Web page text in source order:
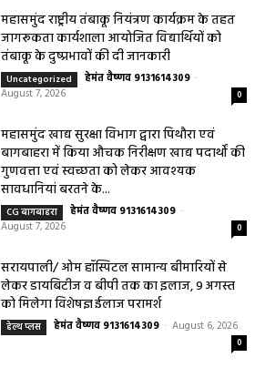
महासमुंद खाद्य सुरक्षा विभाग द्वारा पिथौरा एवं
बागबाहरा में किया औचक निरीक्षण खाद्य पदार्थों की
गुणवत्ता एवं स्वच्छता को लेकर आवश्यक
सावधानियां बरतने के...
CG बागबाहरा हेमंत वैष्णव 9131614309
August 7, 2026
0
सरायपाली/ ओम हॉस्पिटल सामान्य बीमारियों से
लेकर डायबिटीज व बीपी तक का इलाज, 9 अगस्त
को मिलेगा विशेषज्ञ ईलाज परामर्श
हेल्थ प्लस हेमंत वैष्णव 9131614309 - August 6, 2026
0
महासमुंद कलेक्टर ने सुनी आमजनों की समस्याएं,
संबंधित विभागों को त्वरित निराकरण के दिए निर्देश
Uncategorized हेमंत वैष्णव 9131614309
August 4, 2026